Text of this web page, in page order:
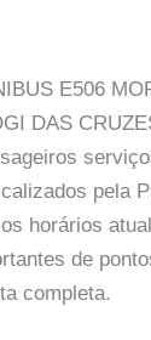
E506
DAS
pela
horários
de
completa.